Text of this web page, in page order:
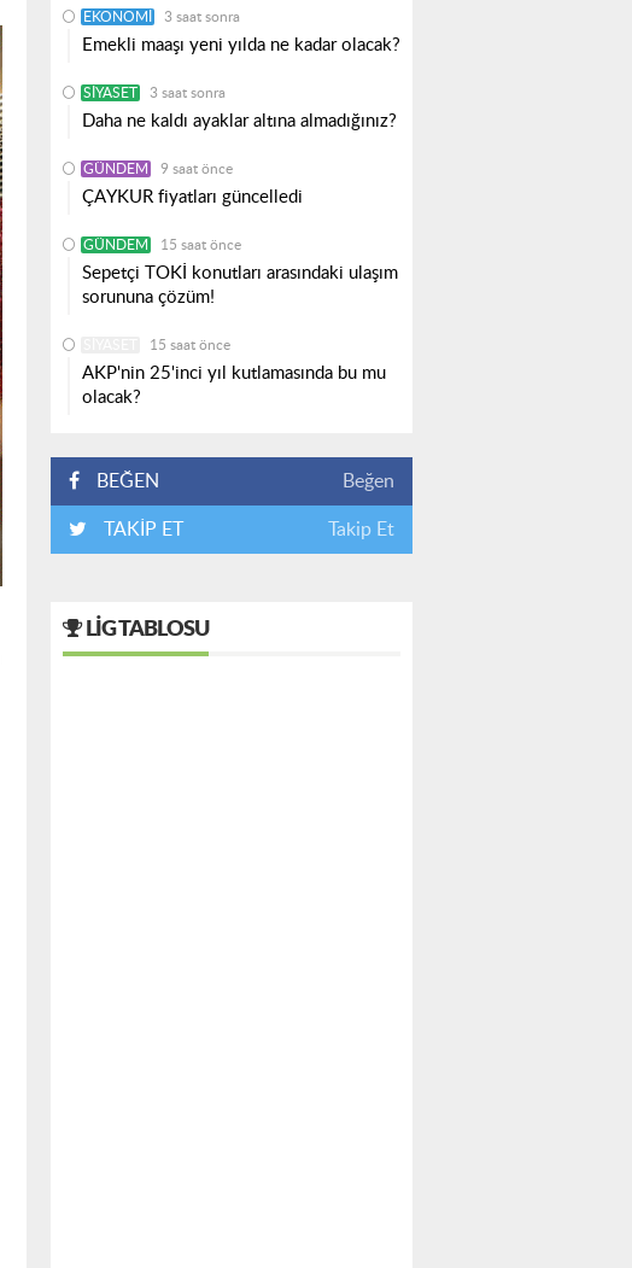
EKONOMI 3 saat sonra
Emekli maaşı yeni yılda ne kadar olacak?
SIYASET 3 saat sonra
Daha ne kaldı ayaklar altına almadığınız?
GÜNDEM 9 saat önce
ÇAYKUR fiyatları güncelledi
GÜNDEM 15 saat önce
Sepetçi TOKİ konutları arasındaki ulaşım
sorununa çözüm!
15 saat önce
AKP'nin 25'inci yıl kutlamasında bu mu
olacak?
BEĞEN Beğen
TAKİP ET Takip Et
LIG TABLOSU